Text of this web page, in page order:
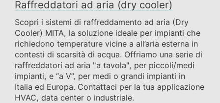
Raffreddatori ad aria (dry cooler)
Scopri i sistemi di raffreddamento ad aria (Dry
Cooler) MITA, la soluzione ideale per impianti che
richiedono temperature vicine a all’aria esterna in
contesti di scarsità di acqua. Offriamo una serie di
raffreddatori ad aria "a tavola", per piccoli/medi
impianti, e “a V”, per medi o grandi impianti in
Italia ed Europa. Contattaci per la tua applicazione
HVAC, data center o industriale.